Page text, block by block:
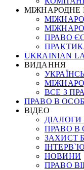
МІЖНАРОДНЕ
ПРАВО
UKRAINIAN
ВИДАННЯ
ВСЕ З
ПРАВО В
ВІДЕО
ПРАВО В
ЗАХИСТ
ІНТЕРВ`Ю
НОВИНИ
ПРАВО